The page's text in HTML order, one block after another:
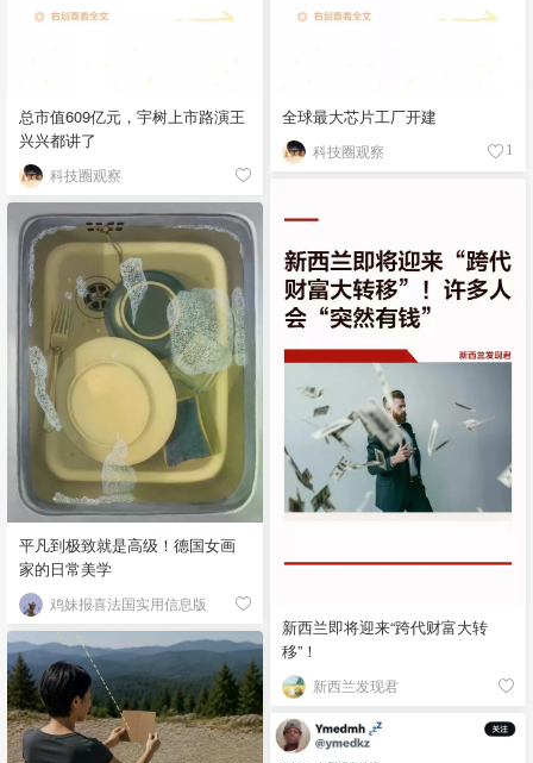
总市值609亿元，宇树上市路演王
兴兴都讲了
科技圈观察
全球最大芯片工厂开建
科技圈观察 1
新西兰即将迎来“跨代财富大转
移”！
新西兰发现君
平凡到极致就是高级！德国女画
家的日常美学
鸡妹报喜法国实用信息版